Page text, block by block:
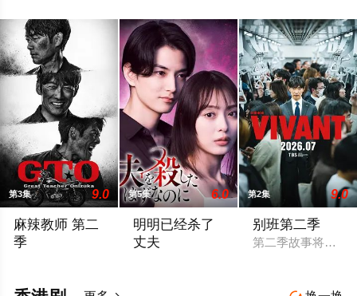
第3集 9.0
麻辣教师 第二
季
第5集 6.0
明明已经杀了
丈夫
第2集 9.0
别班第二季
第二季故事将紧接